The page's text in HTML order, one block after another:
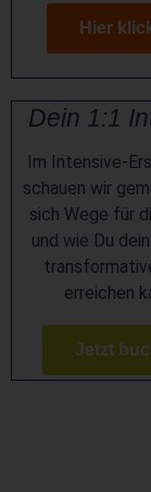
Hier
Dein 1:1
Im Intensive-
schauen wir
sich Wege für
und wie Du
erreichen
Jetzt